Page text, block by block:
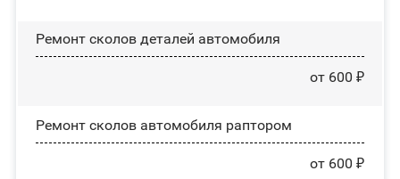
Ремонт сколов деталей автомобиля
от 600 ₽
Ремонт сколов автомобиля раптором
от 600 ₽